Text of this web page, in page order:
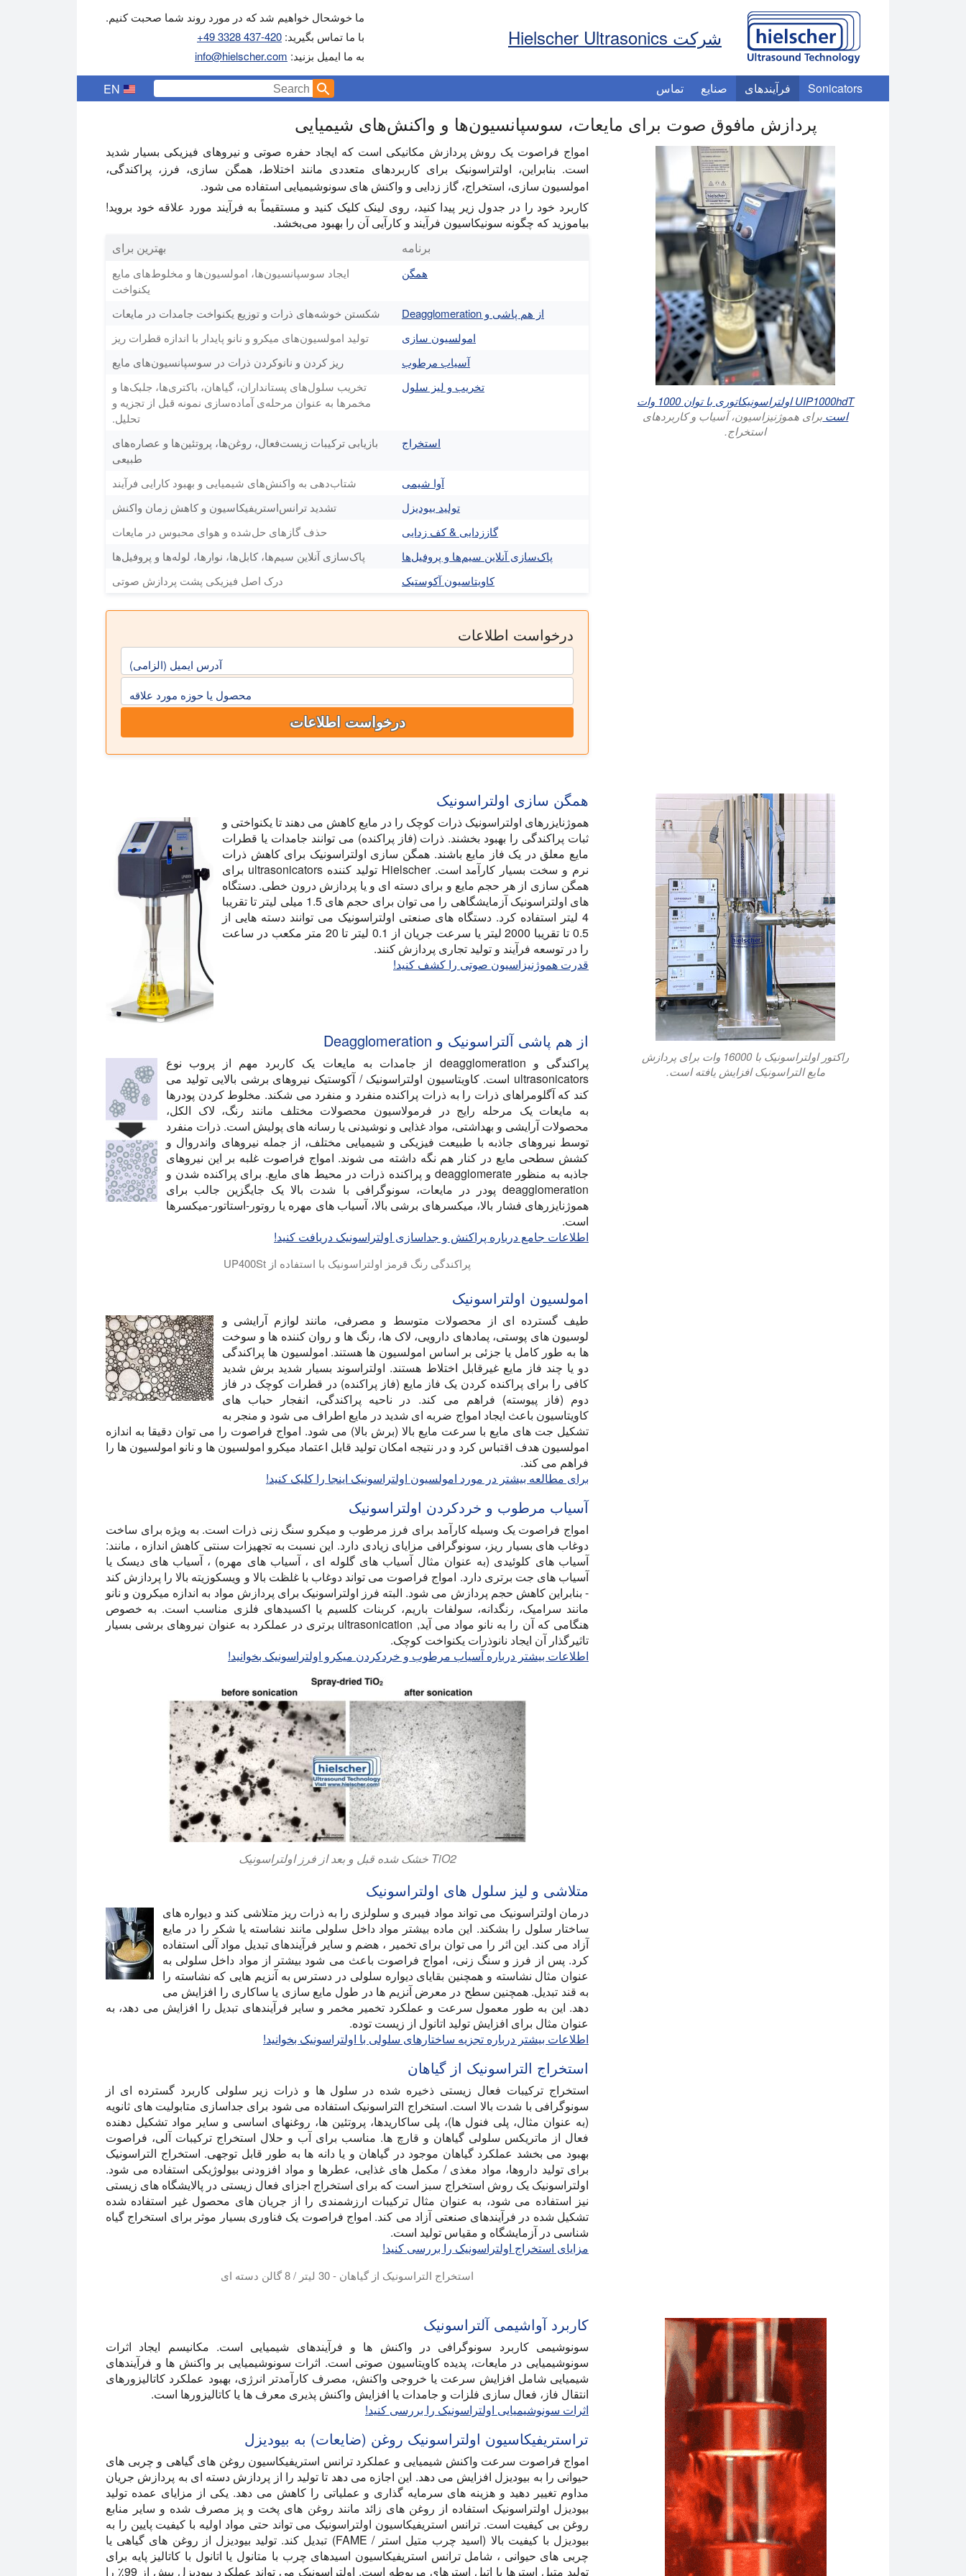
شرکت Hielscher Ultrasonics
ما خوشحال خواهیم شد که در مورد روند شما صحبت کنیم.
با ما تماس بگیرید: +49 3328 437-420
به ما ایمیل بزنید: info@hielscher.com
Sonicators فرآیندهای صنایع تماس EN
پردازش مافوق صوت برای مایعات، سوسپانسیون‌ها و واکنش‌های شیمیایی
امواج فراصوت یک روش پردازش مکانیکی است که ایجاد حفره صوتی و نیروهای فیزیکی بسیار شدید
است. بنابراین، اولتراسونیک برای کاربردهای متعددی مانند اختلاط، همگن سازی، فرز، پراکندگی،
امولسیون سازی، استخراج، گاز زدایی و واکنش های سونوشیمیایی استفاده می شود.
کاربرد خود را در جدول زیر پیدا کنید، روی لینک کلیک کنید و مستقیماً به فرآیند مورد علاقه خود بروید!
بیاموزید که چگونه سونیکاسیون فرآیند و کارآیی آن را بهبود می‌بخشد.
برنامه
بهترین برای
همگن
ایجاد سوسپانسیون‌ها، امولسیون‌ها و مخلوط‌های مایع
یکنواخت
از هم پاشی و Deagglomeration
شکستن خوشه‌های ذرات و توزیع یکنواخت جامدات در مایعات
امولسیون سازی
تولید امولسیون‌های میکرو و نانو پایدار با اندازه قطرات ریز
آسیاب مرطوب
ریز کردن و نانوکردن ذرات در سوسپانسیون‌های مایع
تخریب و لیز سلول
تخریب سلول‌های پستانداران، گیاهان، باکتری‌ها، جلبک‌ها و
مخمرها به عنوان مرحله‌ی آماده‌سازی نمونه قبل از تجزیه و
تحلیل.
استخراج
بازیابی ترکیبات زیست‌فعال، روغن‌ها، پروتئین‌ها و عصاره‌های
طبیعی
آوا شیمی
شتاب‌دهی به واکنش‌های شیمیایی و بهبود کارایی فرآیند
تولید بیودیزل
تشدید ترانس‌استریفیکاسیون و کاهش زمان واکنش
گاززدایی & کف زدایی
حذف گازهای حل‌شده و هوای محبوس در مایعات
پاک‌سازی آنلاین سیم‌ها و پروفیل‌ها
پاک‌سازی آنلاین سیم‌ها، کابل‌ها، نوارها، لوله‌ها و پروفیل‌ها
کاویتاسیون آکوستیک
درک اصل فیزیکی پشت پردازش صوتی
درخواست اطلاعات
آدرس ایمیل (الزامی)
محصول یا حوزه مورد علاقه
درخواست اطلاعات
UIP1000hdT اولتراسونیکاتوری با توان 1000 وات
است برای هموژنیزاسیون، آسیاب و کاربردهای
استخراج.
همگن سازی اولتراسونیک
هموژنایزرهای اولتراسونیک ذرات کوچک را در مایع کاهش می دهند تا یکنواختی و
ثبات پراکندگی را بهبود بخشند. ذرات (فاز پراکنده) می توانند جامدات یا قطرات
مایع معلق در یک فاز مایع باشند. همگن سازی اولتراسونیک برای کاهش ذرات
نرم و سخت بسیار کارآمد است. Hielscher تولید کننده ultrasonicators برای
همگن سازی از هر حجم مایع و برای دسته ای و یا پردازش درون خطی. دستگاه
های اولتراسونیک آزمایشگاهی را می توان برای حجم های 1.5 میلی لیتر تا تقریبا
4 لیتر استفاده کرد. دستگاه های صنعتی اولتراسونیک می توانند دسته هایی از
0.5 تا تقریبا 2000 لیتر یا سرعت جریان از 0.1 لیتر تا 20 متر مکعب در ساعت
را در توسعه فرآیند و تولید تجاری پردازش کنند.
قدرت هموژنیزاسیون صوتی را کشف کنید!
از هم پاشی آلتراسونیک و Deagglomeration
پراکندگی و deagglomeration از جامدات به مایعات یک کاربرد مهم از پروب نوع
ultrasonicators است. کاویتاسیون اولتراسونیک / آکوستیک نیروهای برشی بالایی تولید می
کند که آگلومراهای ذرات را به ذرات پراکنده منفرد و منفرد می شکند. مخلوط کردن پودرها
به مایعات یک مرحله رایج در فرمولاسیون محصولات مختلف مانند رنگ، لاک الکل،
محصولات آرایشی و بهداشتی، مواد غذایی و نوشیدنی یا رسانه های پولیش است. ذرات منفرد
توسط نیروهای جاذبه با طبیعت فیزیکی و شیمیایی مختلف، از جمله نیروهای واندروال و
کشش سطحی مایع در کنار هم نگه داشته می شوند. امواج فراصوت غلبه بر این نیروهای
جاذبه به منظور deagglomerate و پراکنده ذرات در محیط های مایع. برای پراکنده شدن و
deagglomeration پودر در مایعات، سونوگرافی با شدت بالا یک جایگزین جالب برای
هموژنایزرهای فشار بالا، میکسرهای برشی بالا، آسیاب های مهره یا روتور-استاتور-میکسرها
است.
اطلاعات جامع درباره پراکنش و جداسازی اولتراسونیک دریافت کنید!
پراکندگی رنگ قرمز اولتراسونیک با استفاده از UP400St
امولسیون اولتراسونیک
طیف گسترده ای از محصولات متوسط و مصرفی، مانند لوازم آرایشی و
لوسیون های پوستی، پمادهای دارویی، لاک ها، رنگ ها و روان کننده ها و سوخت
ها به طور کامل یا جزئی بر اساس امولسیون ها هستند. امولسیون ها پراکندگی
دو یا چند فاز مایع غیرقابل اختلاط هستند. اولتراسوند بسیار شدید برش شدید
کافی را برای پراکنده کردن یک فاز مایع (فاز پراکنده) در قطرات کوچک در فاز
دوم (فاز پیوسته) فراهم می کند. در ناحیه پراکندگی، انفجار حباب های
کاویتاسیون باعث ایجاد امواج ضربه ای شدید در مایع اطراف می شود و منجر به
تشکیل جت های مایع با سرعت مایع بالا (برش بالا) می شود. امواج فراصوت را می توان دقیقا به اندازه
امولسیون هدف اقتباس کرد و در نتیجه امکان تولید قابل اعتماد میکرو امولسیون ها و نانو امولسیون ها را
فراهم می کند.
برای مطالعه بیشتر در مورد امولسیون اولتراسونیک اینجا را کلیک کنید!
آسیاب مرطوب و خردکردن اولتراسونیک
امواج فراصوت یک وسیله کارآمد برای فرز مرطوب و میکرو سنگ زنی ذرات است. به ویژه برای ساخت
دوغاب های بسیار ریز، سونوگرافی مزایای زیادی دارد. این نسبت به تجهیزات سنتی کاهش اندازه ، مانند:
آسیاب های کلوئیدی (به عنوان مثال آسیاب های گلوله ای ، آسیاب های مهره) ، آسیاب های دیسک یا
آسیاب های جت برتری دارد. امواج فراصوت می تواند دوغاب با غلظت بالا و ویسکوزیته بالا را پردازش کند
- بنابراین کاهش حجم پردازش می شود. البته فرز اولتراسونیک برای پردازش مواد به اندازه میکرون و نانو
مانند سرامیک، رنگدانه، سولفات باریم، کربنات کلسیم یا اکسیدهای فلزی مناسب است. به خصوص
هنگامی که آن را به نانو مواد می آید, ultrasonication برتری در عملکرد به عنوان نیروهای برشی بسیار
تاثیرگذار آن ایجاد نانوذرات یکنواخت کوچک.
اطلاعات بیشتر درباره آسیاب مرطوب و خردکردن میکرو اولتراسونیک بخوانید!
TiO2 خشک شده قبل و بعد از فرز اولتراسونیک
متلاشی و لیز سلول های اولتراسونیک
درمان اولتراسونیک می تواند مواد فیبری و سلولزی را به ذرات ریز متلاشی کند و دیواره های
ساختار سلول را بشکند. این ماده بیشتر مواد داخل سلولی مانند نشاسته یا شکر را در مایع
آزاد می کند. این اثر را می توان برای تخمیر ، هضم و سایر فرآیندهای تبدیل مواد آلی استفاده
کرد. پس از فرز و سنگ زنی، امواج فراصوت باعث می شود بیشتر از مواد داخل سلولی به
عنوان مثال نشاسته و همچنین بقایای دیواره سلولی در دسترس به آنزیم هایی که نشاسته را
به قند تبدیل. همچنین سطح در معرض آنزیم ها در طول مایع سازی یا ساکاری را افزایش می
دهد. این به طور معمول سرعت و عملکرد تخمیر مخمر و سایر فرآیندهای تبدیل را افزایش می دهد، به
عنوان مثال برای افزایش تولید اتانول از زیست توده.
اطلاعات بیشتر درباره تجزیه ساختارهای سلولی با اولتراسونیک بخوانید!
استخراج التراسونیک از گیاهان
استخراج ترکیبات فعال زیستی ذخیره شده در سلول ها و ذرات زیر سلولی کاربرد گسترده ای از
سونوگرافی با شدت بالا است. استخراج التراسونیک استفاده می شود برای جداسازی متابولیت های ثانویه
(به عنوان مثال، پلی فنول ها)، پلی ساکاریدها، پروتئین ها، روغنهای اساسی و سایر مواد تشکیل دهنده
فعال از ماتریکس سلولی گیاهان و قارچ ها. مناسب برای آب و حلال استخراج ترکیبات آلی، فراصوت
بهبود می بخشد عملکرد گیاهان موجود در گیاهان و یا دانه ها به طور قابل توجهی. استخراج التراسونیک
برای تولید داروها، مواد مغذی / مکمل های غذایی، عطرها و مواد افزودنی بیولوژیکی استفاده می شود.
اولتراسونیک یک روش استخراج سبز است که برای استخراج اجزای فعال زیستی در پالایشگاه های زیستی
نیز استفاده می شود، به عنوان مثال ترکیبات ارزشمندی را از جریان های محصول غیر استفاده شده
تشکیل شده در فرآیندهای صنعتی آزاد می کند. امواج فراصوت یک فناوری بسیار موثر برای استخراج گیاه
شناسی در آزمایشگاه و مقیاس تولید است.
مزایای استخراج اولتراسونیک را بررسی کنید!
استخراج التراسونیک از گیاهان - 30 لیتر / 8 گالن دسته ای
راکتور اولتراسونیک با 16000 وات برای پردازش
مایع التراسونیک افزایش یافته است.
کاربرد آواشیمی آلتراسونیک
سونوشیمی کاربرد سونوگرافی در واکنش ها و فرآیندهای شیمیایی است. مکانیسم ایجاد اثرات
سونوشیمیایی در مایعات، پدیده کاویتاسیون صوتی است. اثرات سونوشیمیایی بر واکنش ها و فرآیندهای
شیمیایی شامل افزایش سرعت یا خروجی واکنش، مصرف کارآمدتر انرژی، بهبود عملکرد کاتالیزورهای
انتقال فاز، فعال سازی فلزات و جامدات یا افزایش واکنش پذیری معرف ها یا کاتالیزورها است.
اثرات سونوشیمیایی اولتراسونیک را بررسی کنید!
تراستریفیکاسیون اولتراسونیک روغن (ضایعات) به بیودیزل
امواج فراصوت سرعت واکنش شیمیایی و عملکرد ترانس استریفیکاسیون روغن های گیاهی و چربی های
حیوانی را به بیودیزل افزایش می دهد. این اجازه می دهد تا تولید را از پردازش دسته ای به پردازش جریان
مداوم تغییر دهید و هزینه های سرمایه گذاری و عملیاتی را کاهش می دهد. یکی از مزایای عمده تولید
بیودیزل اولتراسونیک استفاده از روغن های زائد مانند روغن های پخت و پز مصرف شده و سایر منابع
روغن بی کیفیت است. ترانس استریفیکاسیون اولتراسونیک می تواند حتی مواد اولیه با کیفیت پایین را به
بیودیزل با کیفیت بالا (اسید چرب متیل استر / FAME) تبدیل کند. تولید بیودیزل از روغن های گیاهی یا
چربی های حیوانی ، شامل ترانس استریفیکاسیون اسیدهای چرب با متانول یا اتانول با کاتالیز پایه برای
تولید متیل استرها یا اتیل استرهای مربوطه است. اولتراسونیک می تواند عملکرد بیودیزل بیش از 99٪ را